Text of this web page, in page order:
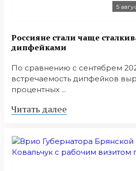
5
Россияне стали чаще
дипфейками
По сравнению с сентябрем
встречаемость дипфейков
процентных ...
Читать далее